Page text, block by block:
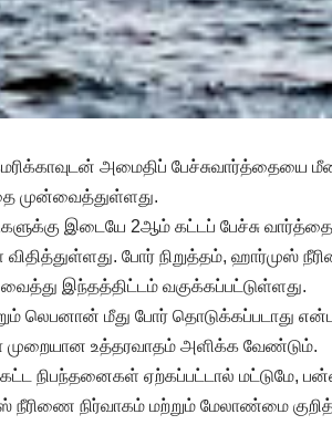
அமைதிப் பேச்சுவார்த்தையை
முன்வைத்துள்ளது.
இடையே 2ஆம் கட்டப் பேச்சு
விதித்துள்ளது. போர் நிறுத்தம், ஹார்முஸ்
இந்தத்திட்டம் வகுக்கப்பட்டுள்ளது.
லெபனான் மீது போர் தொடுக்கப்படாது
முறையான உத்தரவாதம் அளிக்க வேண்டும்.
நிபந்தனைகள் ஏற்கப்பட்டால் மட்டுமே,
நீரிணை நிர்வாகம் மற்றும் மேலாண்மை